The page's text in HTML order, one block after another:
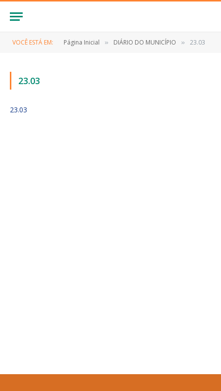
VOCÊ ESTÁ EM: Página Inicial » DIÁRIO DO MUNICÍPIO » 23.03
23.03
23.03